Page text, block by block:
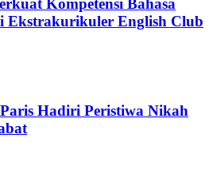
Kompetensi Bahasa
Ekstrakurikuler English Club
Hadiri Peristiwa Nikah